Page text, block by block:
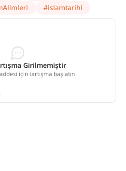
#islamtarihi
Girilmemiştir
için tartışma başlatın